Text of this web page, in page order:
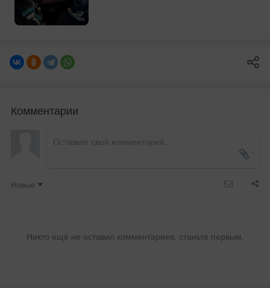
Комментарии
Новые
Никто ещё не оставил комментариев, станьте первым.